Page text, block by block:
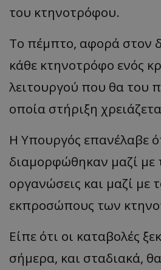
του κτηνοτρόφου.
Το πέμπτο, αφορά στον
κάθε κτηνοτρόφο ενός
λειτουργού που θα του
οποία στήριξη
Η Υπουργός επανέλαβε
διαμορφώθηκαν μαζί με
οργανώσεις και μαζί με
εκπροσώπους των
Είπε ότι οι καταβολές
σήμερα, και σταδιακά, θα